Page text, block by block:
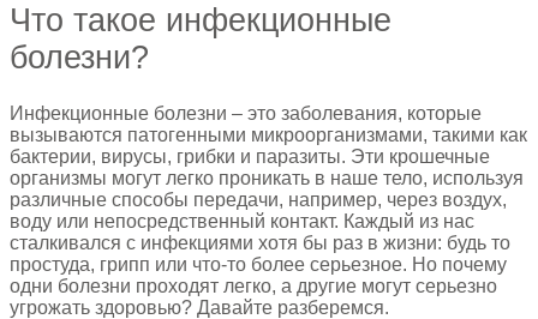
Что такое инфекционные
болезни?
Инфекционные болезни – это заболевания, которые
вызываются патогенными микроорганизмами, такими как
бактерии, вирусы, грибки и паразиты. Эти крошечные
организмы могут легко проникать в наше тело, используя
различные способы передачи, например, через воздух,
воду или непосредственный контакт. Каждый из нас
сталкивался с инфекциями хотя бы раз в жизни: будь то
простуда, грипп или что-то более серьезное. Но почему
одни болезни проходят легко, а другие могут серьезно
угрожать здоровью? Давайте разберемся.